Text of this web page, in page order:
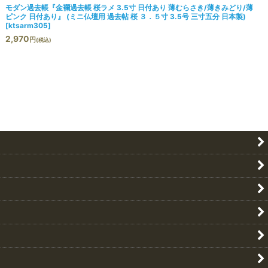
モダン過去帳『金襴過去帳 桜ラメ 3.5寸 日付あり 薄むらさき/薄きみどり/薄
ピンク 日付あり』 (ミニ仏壇用 過去帖 桜 ３．５寸 3.5号 三寸五分 日本製)
[ktsarm305]
2,970 円 (税込)